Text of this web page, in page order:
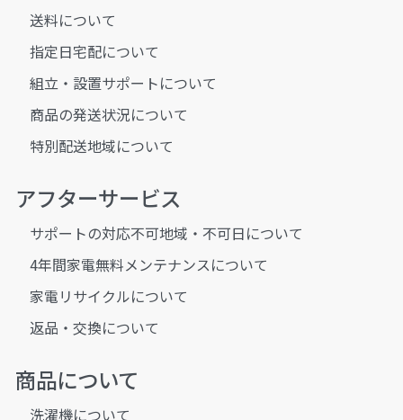
送料について
指定日宅配について
組立・設置サポートについて
商品の発送状況について
特別配送地域について
アフターサービス
サポートの対応不可地域・不可日について
4年間家電無料メンテナンスについて
家電リサイクルについて
返品・交換について
商品について
洗濯機について